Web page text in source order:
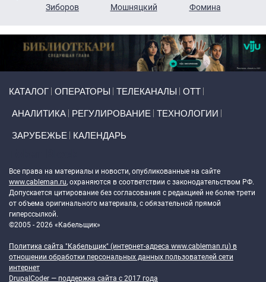
Зиборов
Мошняцкий
Фомина
КАТАЛОГ ОПЕРАТОРЫ ТЕЛЕКАНАЛЫ ОТТ
АНАЛИТИКА РЕГУЛИРОВАНИЕ ТЕХНОЛОГИИ
ЗАРУБЕЖЬЕ КАЛЕНДАРЬ
Все права на материалы и новости, опубликованные на сайте
www.cableman.ru, охраняются в соответствии с законодательством РФ.
Допускается цитирование без согласования с редакцией не более трети
от объема оригинального материала, с обязательной прямой
гиперссылкой.
©2005 - 2026 «Кабельщик»
Политика сайта "Кабельщик" (интернет-адреса www.cableman.ru) в
отношении обработки персональных данных пользователей сети
интернет
DrupalCoder — поддержка сайта c 2017 года